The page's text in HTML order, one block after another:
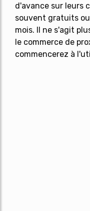
d'avance sur leurs
souvent gratuits
mois. Il ne s'agit
le commerce de
commencerez à